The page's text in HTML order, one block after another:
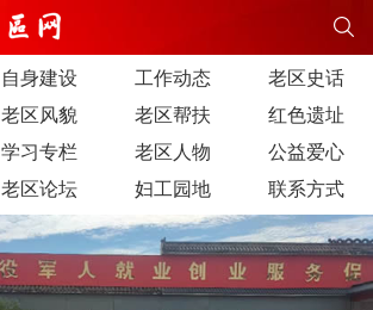
自身建设 工作动态
老区史话
老区风貌 老区帮扶
红色遗址
学习专栏 老区人物
公益爱心
老区论坛 妇工园地 联系方式